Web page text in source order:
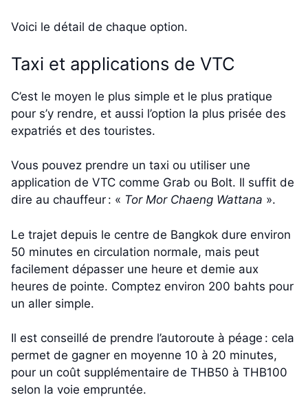
Voici le détail de chaque option.
Taxi et applications de VTC
C’est le moyen le plus simple et le plus pratique
pour s’y rendre, et aussi l’option la plus prisée des
expatriés et des touristes.
Vous pouvez prendre un taxi ou utiliser une
application de VTC comme Grab ou Bolt. Il suffit de
dire au chauffeur : « Tor Mor Chaeng Wattana ».
Le trajet depuis le centre de Bangkok dure environ
50 minutes en circulation normale, mais peut
facilement dépasser une heure et demie aux
heures de pointe. Comptez environ 200 bahts pour
un aller simple.
Il est conseillé de prendre l’autoroute à péage : cela
permet de gagner en moyenne 10 à 20 minutes,
pour un coût supplémentaire de THB50 à THB100
selon la voie empruntée.